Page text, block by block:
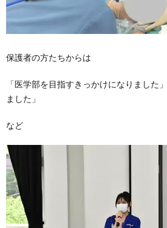
保護者の方たちからは
「医学部を目指すきっかけになりました
ました」
など